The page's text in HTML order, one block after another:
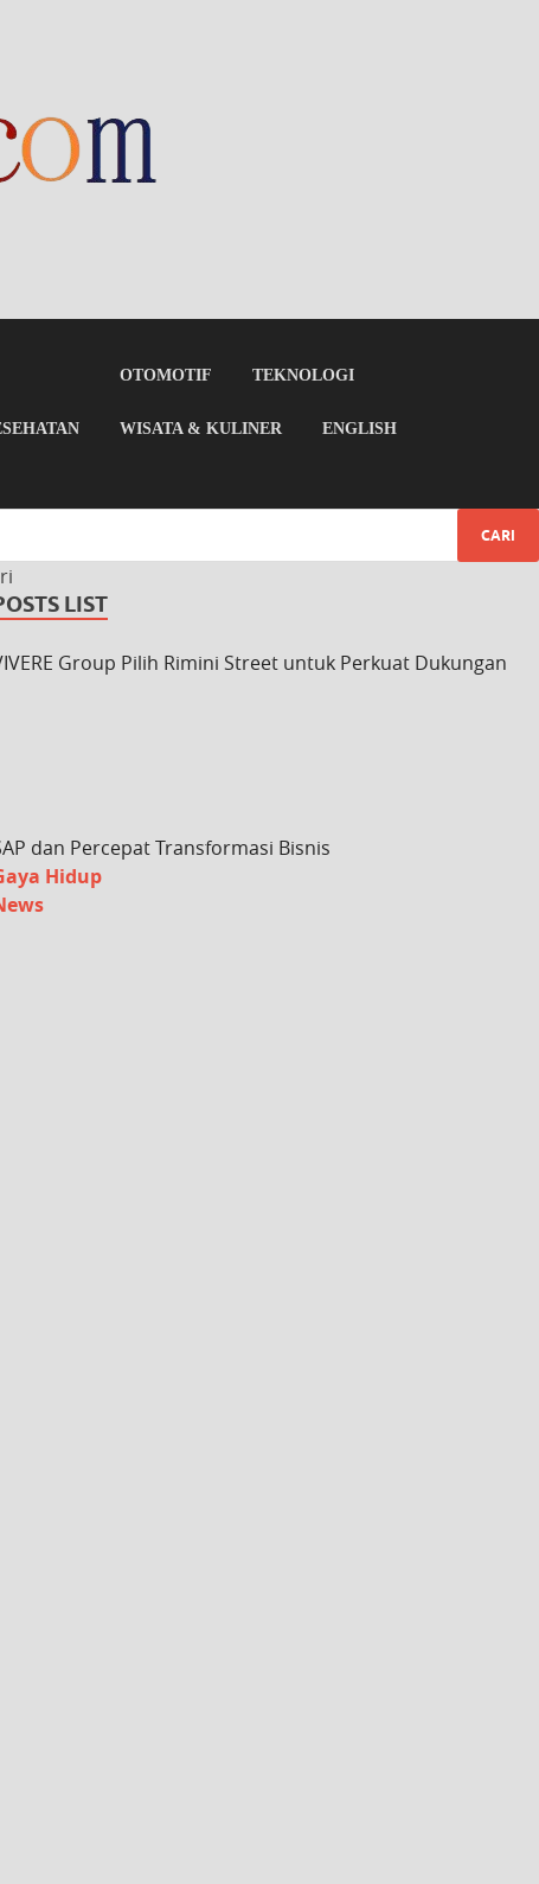
OTOMOTIF TEKNOLOGI
WISATA & KULINER ENGLISH
LIST
Group Pilih Rimini Street untuk Perkuat Dukungan
dan Percepat Transformasi Bisnis
Hidup